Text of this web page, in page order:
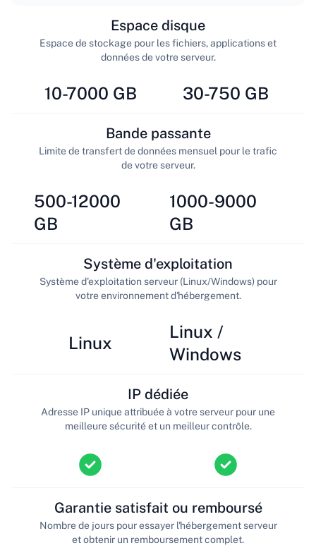
10-7000 GB
Espace disque
Espace de stockage pour les fichiers, applications et
données de votre serveur.
30-750 GB
500-12000
GB
Bande passante
Limite de transfert de données mensuel pour le trafic
de votre serveur.
1000-9000
GB
Linux
Système d'exploitation
Système d'exploitation serveur (Linux/Windows) pour
votre environnement d'hébergement.
Linux /
Windows
IP dédiée
Adresse IP unique attribuée à votre serveur pour une
meilleure sécurité et un meilleur contrôle.
Garantie satisfait ou remboursé
Nombre de jours pour essayer l'hébergement serveur
et obtenir un remboursement complet.